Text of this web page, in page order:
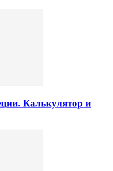
Калькулятор и